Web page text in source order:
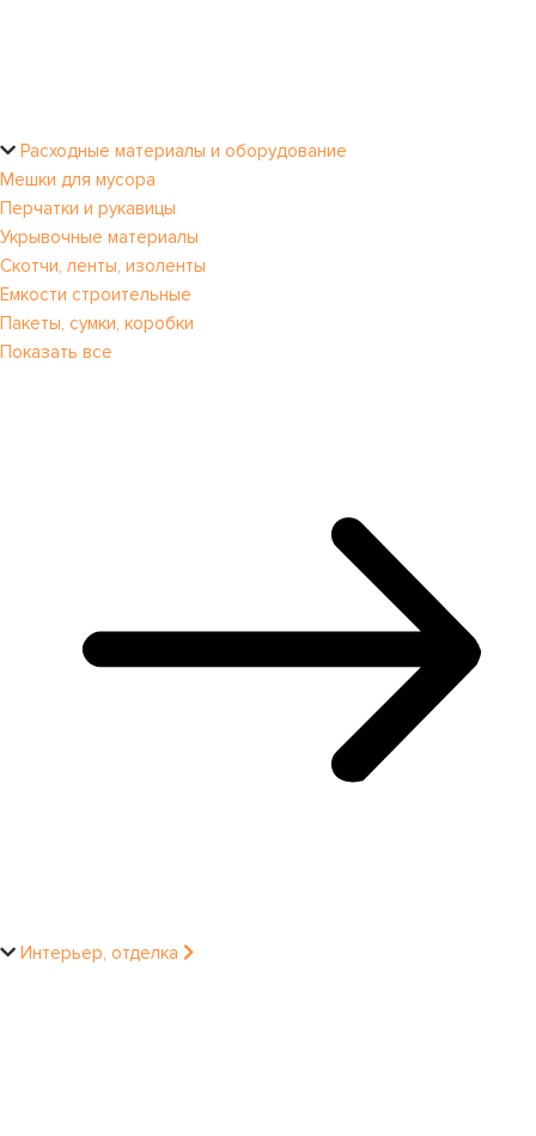
Расходные материалы и оборудование
Мешки для мусора
Перчатки и рукавицы
Укрывочные материалы
Скотчи, ленты, изоленты
Емкости строительные
Пакеты, сумки, коробки
Показать все
Интерьер, отделка